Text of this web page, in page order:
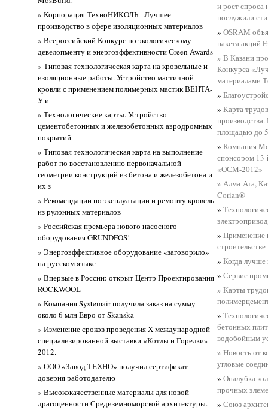
» Корпорация ТехноНИКОЛЬ - Лучшее
производство в сфере изоляционных материалов
» Всероссийский Конкурс по экологическому
девелопменту и энергоэффективности Green Awards
» Типовая технологическая карта на кровельные и
изоляционные работы. Устройство мастичной
кровли с применением полимерных мастик ВЕНТА-
У и
» Технологические карты. Устройство
цементобетонных и железобетонных аэродромных
покрытий
» Типовая технологическая карта на выполнение
работ по восстановлению первоначальной
геометрии конструкций из бетона и железобетона и
их з
» Рекомендации по эксплуатации и ремонту кровель
из рулонных материалов
» Российская премьера нового насосного
оборудования GRUNDFOS!
» Энергоэффективное оборудование «заговорило»
на русском языке
» Впервые в России: открыт Центр Проектирования
ROCKWOOL
» Компания Systemair получила заказ на сумму
около 6 млн Евро от Skanska
» Изменение сроков проведения X международной
специализированной выставки «Котлы и Горелки»
2012.
» ООО «Завод ТЕХНО» получил сертификат
доверия работодателю
» Высококачественные материалы для новой
драгоценности Средиземноморской архитектуры.
и рост спроса
послужили
»OSRAM
пакета акций
»В Казани
Конкурса
материалами
»
»Карта
площадью до
»Компания
спонсором
«ОСМ-2012»
»Алма-Ата,
Corian®
»
»Применение
строительстве
»Когда лучше
»Сервис
»Карты
»
бетонных
водобойным
»Новость от
угловые
»Опалубка
прочных
»Союз